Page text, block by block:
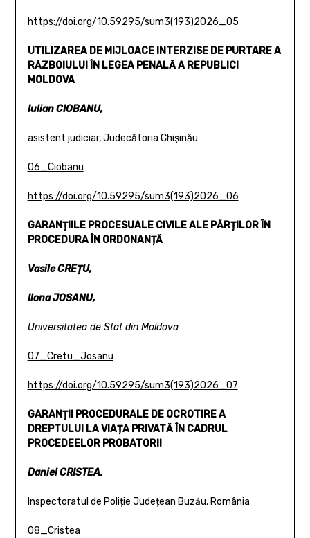
https://doi.org/10.59295/sum3(193)2026_05
UTILIZAREA DE MIJLOACE INTERZISE DE PURTARE A
RĂZBOIULUI ÎN LEGEA PENALĂ A REPUBLICI
MOLDOVA
Iulian CIOBANU,
asistent judiciar, Judecătoria Chișinău
06_Ciobanu
https://doi.org/10.59295/sum3(193)2026_06
GARANȚIILE PROCESUALE CIVILE ALE PĂRȚILOR ÎN
PROCEDURA ÎN ORDONANȚĂ
Vasile CREȚU,
Ilona JOSANU,
Universitatea de Stat din Moldova
07_Cretu_Josanu
https://doi.org/10.59295/sum3(193)2026_07
GARANȚII PROCEDURALE DE OCROTIRE A
DREPTULUI LA VIAȚA PRIVATĂ ÎN CADRUL
PROCEDEELOR PROBATORII
Daniel CRISTEA,
Inspectoratul de Poliție Județean Buzău, România
08_Cristea